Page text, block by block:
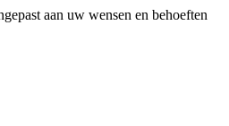
aan uw wensen en behoeften